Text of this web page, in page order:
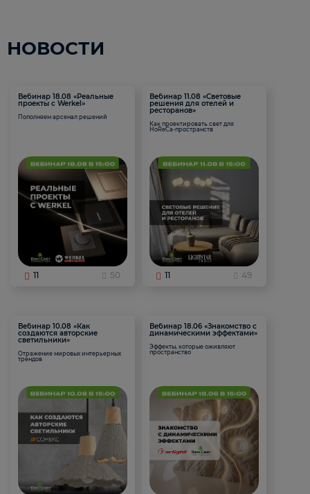
НОВОСТИ
Вебинар 18.08 «Реальные
проекты с Werkel»
Пополняем арсенал решений
11 50
Вебинар 11.08 «Световые
решения для отелей и
ресторанов»
Как проектировать свет для
HoReCa-пространств
11 49
Вебинар 10.08 «Как
создаются авторские
светильники»
Отражение мировых интерьерных
трендов
Вебинар 18.06 «Знакомство с
динамическими эффектами»
Эффекты, которые оживляют
пространство